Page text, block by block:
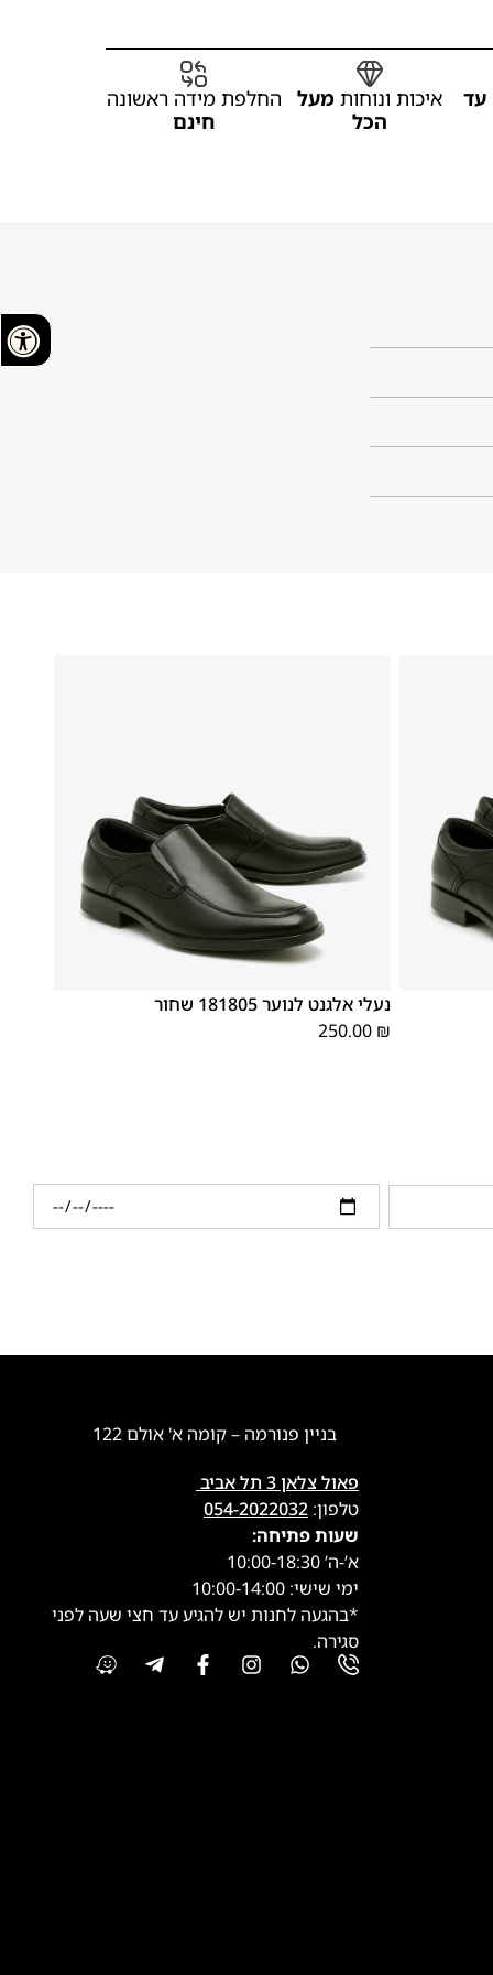
עד איכות ונוחות מעל
הכל
החלפת מידה ראשונה
חינם
נעלי אלגנט לנוער 181805 שחור
250.00 ₪
בניין פנורמה – קומה א' אולם 122
פאול צלאן 3 תל אביב
טלפון: 054-2022032
שעות פתיחה:
א’-ה’ 10:00-18:30
ימי שישי: 10:00-14:00
*בהגעה לחנות יש להגיע עד חצי שעה לפני
סגירה.